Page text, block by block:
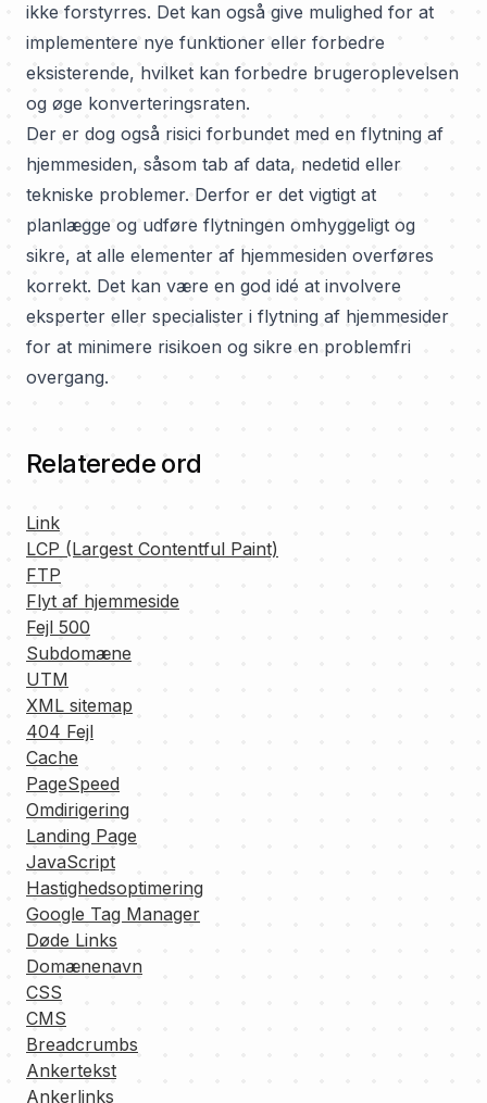
ikke forstyrres. Det kan også give mulighed for at
implementere nye funktioner eller forbedre
eksisterende, hvilket kan forbedre brugeroplevelsen
og øge konverteringsraten.
Der er dog også risici forbundet med en flytning af
hjemmesiden, såsom tab af data, nedetid eller
tekniske problemer. Derfor er det vigtigt at
planlægge og udføre flytningen omhyggeligt og
sikre, at alle elementer af hjemmesiden overføres
korrekt. Det kan være en god idé at involvere
eksperter eller specialister i flytning af hjemmesider
for at minimere risikoen og sikre en problemfri
overgang.
Relaterede ord
Link
LCP (Largest Contentful Paint)
FTP
Flyt af hjemmeside
Fejl 500
Subdomæne
UTM
XML sitemap
404 Fejl
Cache
PageSpeed
Omdirigering
Landing Page
JavaScript
Hastighedsoptimering
Google Tag Manager
Døde Links
Domænenavn
CSS
CMS
Breadcrumbs
Ankertekst
Ankerlinks